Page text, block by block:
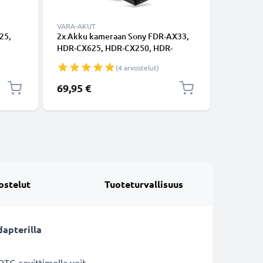
VARA-AKUT
2x Akku kameraan Sony FDR-AX33,
HDR-CX625, HDR-CX250, HDR-
HDR-CX260 - NP-FV50 (2050mAh,
7.2V) tuotemerkiltä CELLONIC
(4 arvostelut)
69,95 €
Tuoteturvallisuus